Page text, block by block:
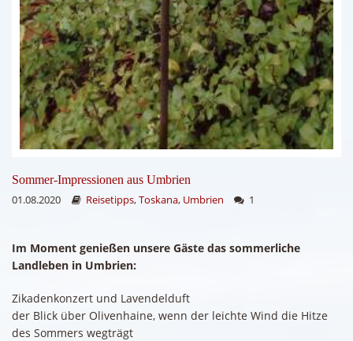
Sommer-Impressionen aus Umbrien
01.08.2020
Reisetipps,Toskana, Umbrien 1
Im Moment genießen unsere Gäste das sommerliche
Landleben in Umbrien:
Zikadenkonzert und Lavendelduft
der Blick über Olivenhaine, wenn der leichte Wind die Hitze
des Sommers wegträgt